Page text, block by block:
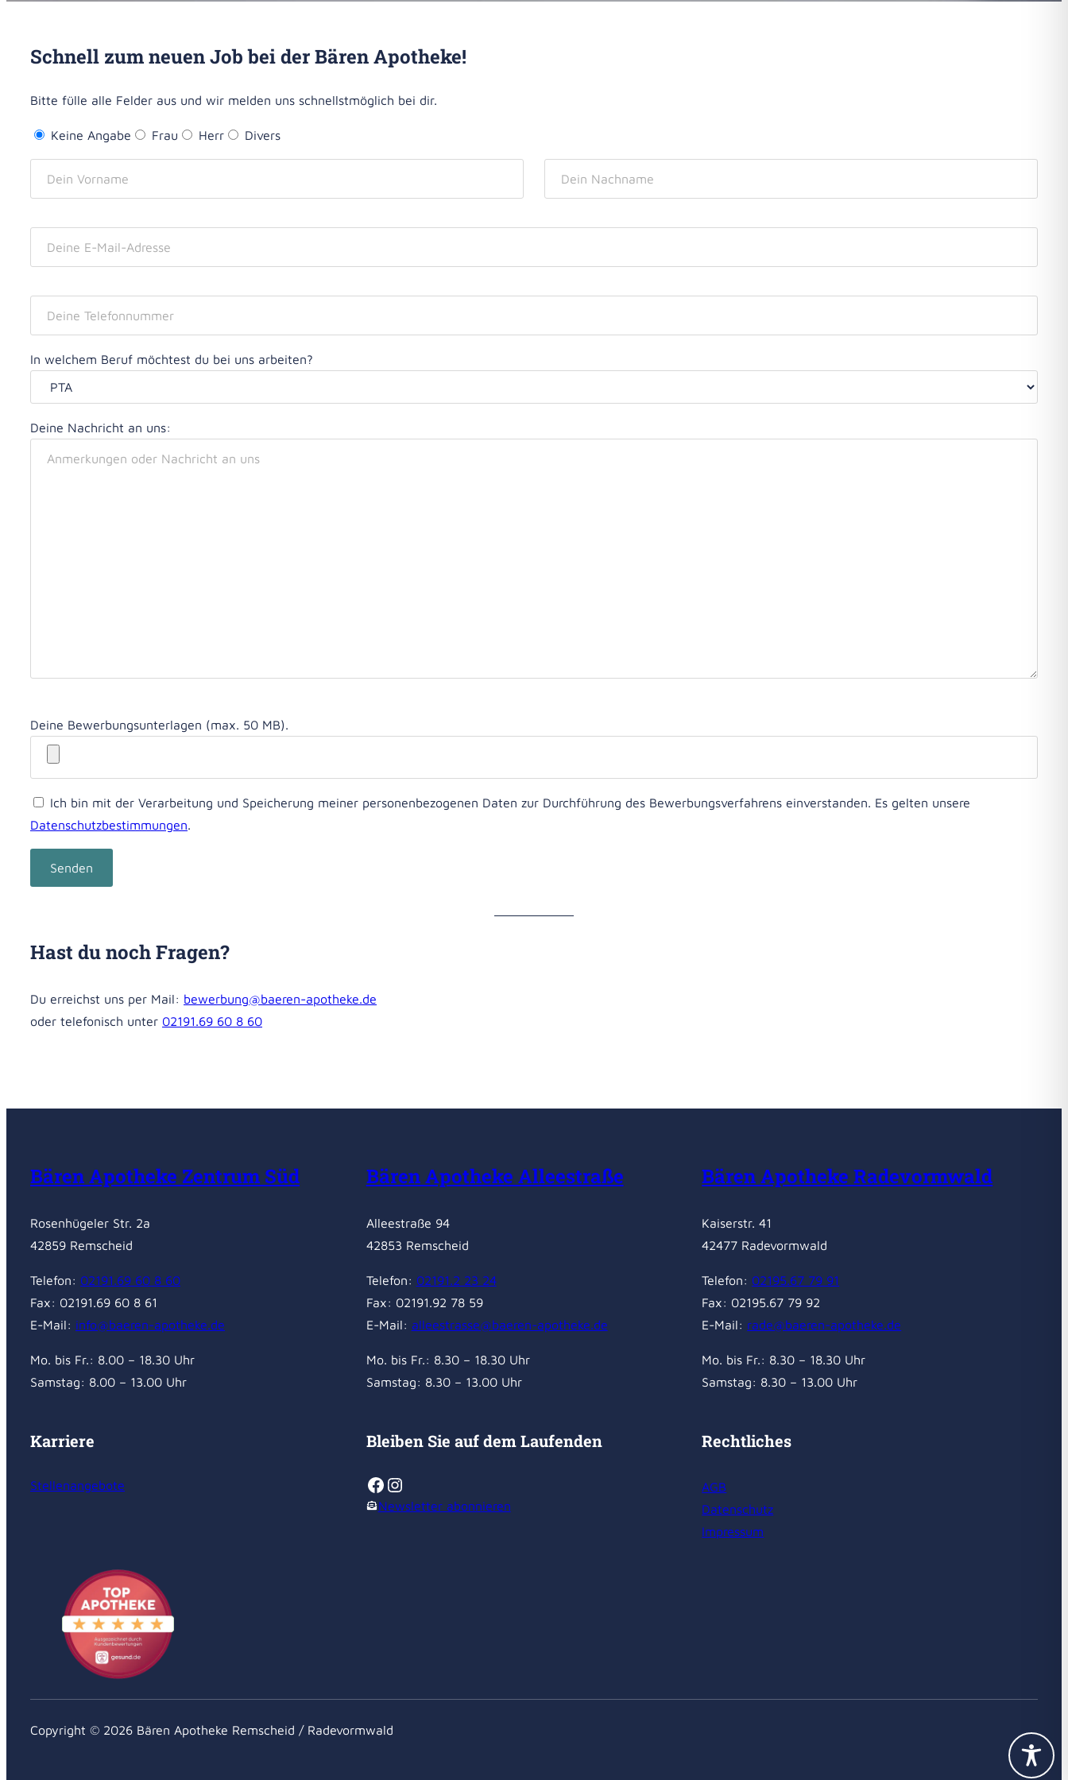
Mikronährstoffe
Schnell zum neuen Job bei der Bären Apotheke!
Bitte fülle alle Felder aus und wir melden uns schnellstmöglich bei dir.
Keine Angabe Frau Herr Divers
In welchem Beruf möchtest du bei uns arbeiten?
Deine Nachricht an uns:
Deine Bewerbungsunterlagen (max. 50 MB).
Ich bin mit der Verarbeitung und Speicherung meiner personenbezogenen Daten zur Durchführung des Bewerbungsverfahrens einverstanden. Es gelten unsere
Datenschutzbestimmungen.
Hast du noch Fragen?
Du erreichst uns per Mail: bewerbung@baeren-apotheke.de
oder telefonisch unter 02191.69 60 8 60
Bären Apotheke Zentrum Süd
Rosenhügeler Str. 2a
42859 Remscheid
Telefon: 02191.69 60 8 60
Fax: 02191.69 60 8 61
E-Mail: info@baeren-apotheke.de
Mo. bis Fr.: 8.00 – 18.30 Uhr
Samstag: 8.00 – 13.00 Uhr
Bären Apotheke Alleestraße
Alleestraße 94
42853 Remscheid
Telefon: 02191.2 23 24
Fax: 02191.92 78 59
E-Mail: alleestrasse@baeren-apotheke.de
Mo. bis Fr.: 8.30 – 18.30 Uhr
Samstag: 8.30 – 13.00 Uhr
Bären Apotheke Radevormwald
Kaiserstr. 41
42477 Radevormwald
Telefon: 02195.67 79 91
Fax: 02195.67 79 92
E-Mail: rade@baeren-apotheke.de
Mo. bis Fr.: 8.30 – 18.30 Uhr
Samstag: 8.30 – 13.00 Uhr
Karriere
Stellenangebote
Bleiben Sie auf dem Laufenden
Facebook
Instagram
Newsletter abonnieren
Rechtliches
AGB
Datenschutz
Impressum
Copyright © 2026 Bären Apotheke Remscheid / Radevormwald